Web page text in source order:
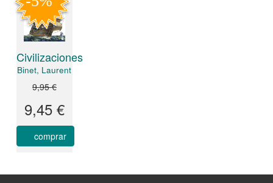
Civilizaciones
Binet, Laurent
9,95 €
9,45 €
comprar